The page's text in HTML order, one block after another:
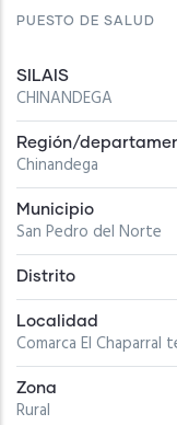
PUESTO DE SALUD
SILAIS
CHINANDEGA
Región/
Chinandega
Municipio
San Pedro del Norte
Distrito
Localidad
Comarca El Chaparral
Zona
Rural